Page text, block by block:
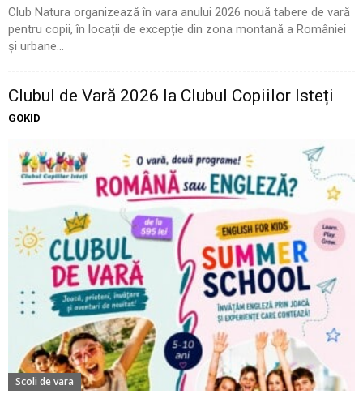
Club Natura organizează în vara anului 2026 nouă tabere de vară
pentru copii, în locații de excepție din zona montană a României
și urbane...
Clubul de Vară 2026 la Clubul Copiilor Isteți
GOKID
Scoli de vara